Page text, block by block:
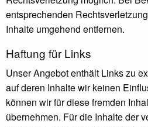
entsprechenden
Inhalte umgehend entfernen.
Haftung für Links
Unser Angebot enthält Links zu
auf deren Inhalte wir keinen
können wir für diese fremden
übernehmen. Für die Inhalte der